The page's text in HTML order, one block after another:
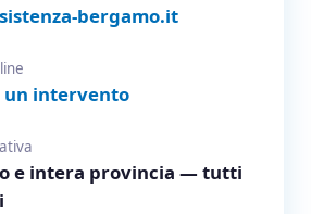
bergamo.it
un intervento
e intera provincia — tutti